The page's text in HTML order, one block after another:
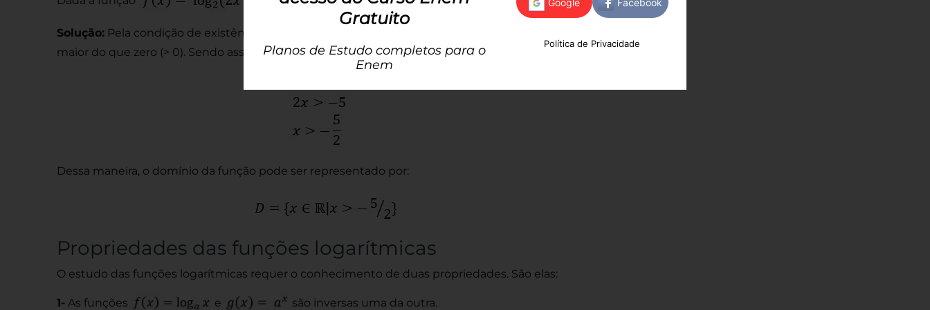
Solução: Pela condição de existência do logaritmo, espera-se que o logaritmando
maior do que zero (> 0). Sendo assim, resolvendo a inequação temos:
Dessa maneira, o domínio da função pode ser representado por:
Propriedades das funções logarítmicas
O estudo das funções logarítmicas requer o conhecimento de duas propriedades. São elas:
1- As funções e são inversas uma da outra.
Gratuito
Planos de Estudo completos para o
Enem
Política de Privacidade